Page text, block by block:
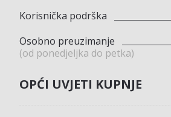
Korisnička podrška
Osobno preuzimanje
(od ponedjeljka do petka)
OPĆI UVJETI KUPNJE